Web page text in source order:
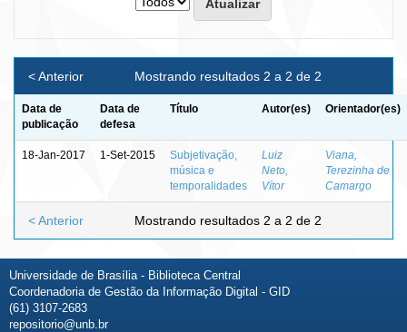
Mostrando resultados 2 a 2 de 2
< Anterior
Data de
publicação
Data de
defesa
Título Autor(es) Orientador(es)
18-Jan-2017 1-Set-2015
Subjetivação,
música e
temporalidades
Luiz
Neto,
Vítor
Viana,
Terezinha de
Camargo
Mostrando resultados 2 a 2 de 2
< Anterior
Universidade de Brasília - Biblioteca Central
Coordenadoria de Gestão da Informação Digital - GID
(61) 3107-2683
repositorio@unb.br